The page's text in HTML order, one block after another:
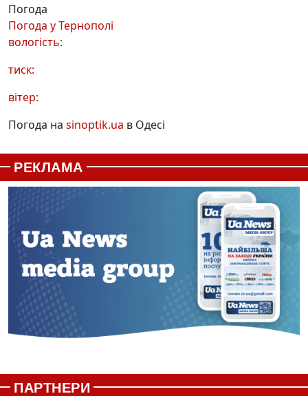
Погода
Погода уТернополі
вологість:
тиск:
вітер:
Погода на sinoptik.ua в Одесі
РЕКЛАМА
ПАРТНЕРИ